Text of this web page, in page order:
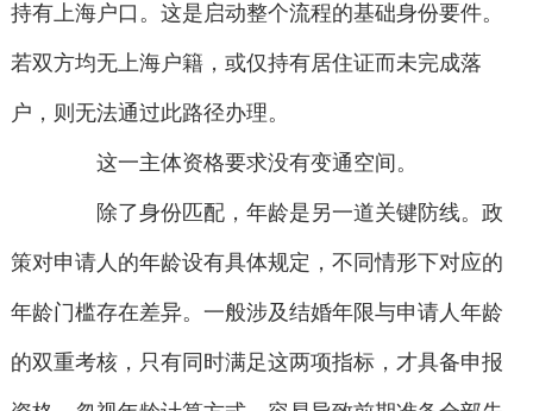
持有上海户口。这是启动整个流程的基础身份要件。
若双方均无上海户籍，或仅持有居住证而未完成落
户，则无法通过此路径办理。
这一主体资格要求没有变通空间。
除了身份匹配，年龄是另一道关键防线。政
策对申请人的年龄设有具体规定，不同情形下对应的
年龄门槛存在差异。一般涉及结婚年限与申请人年龄
的双重考核，只有同时满足这两项指标，才具备申报